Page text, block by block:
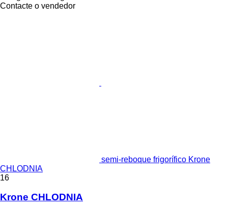
Contacte o vendedor
semi-reboque frigorífico Krone
CHLODNIA
16
Krone CHLODNIA